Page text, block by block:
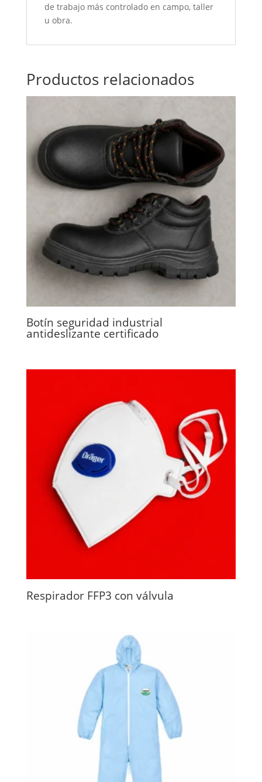
de trabajo más controlado en campo, taller
u obra.
Productos relacionados
Botín seguridad industrial
antideslizante certificado
Respirador FFP3 con válvula